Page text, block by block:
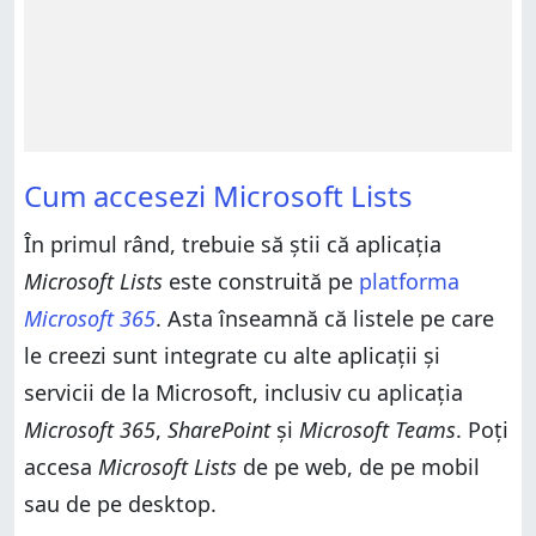
Cum accesezi Microsoft Lists
În primul rând, trebuie să știi că aplicația
Microsoft Lists este construită pe platforma
Microsoft 365. Asta înseamnă că listele pe care
le creezi sunt integrate cu alte aplicații și
servicii de la Microsoft, inclusiv cu aplicația
Microsoft 365, SharePointși Microsoft Teams. Poți
accesa Microsoft Lists de pe web, de pe mobil
sau de pe desktop.